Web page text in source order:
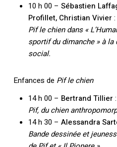
10 h 00 – Sébastien
Profillet, Christian Vivier :
Pif le chien dans «
sportif du dimanche » à la
social.
Enfances de Pif le chien
14 h 00 – Bertrand Tillier :
Pif, du chien
14 h 30 – Alessandra
Bande dessinée et